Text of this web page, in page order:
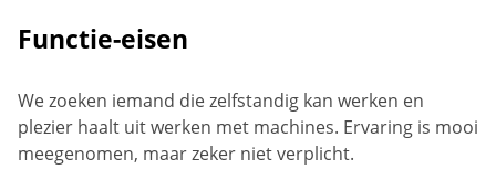
Functie-eisen
We zoeken iemand die zelfstandig kan werken en
plezier haalt uit werken met machines. Ervaring is mooi
meegenomen, maar zeker niet verplicht.